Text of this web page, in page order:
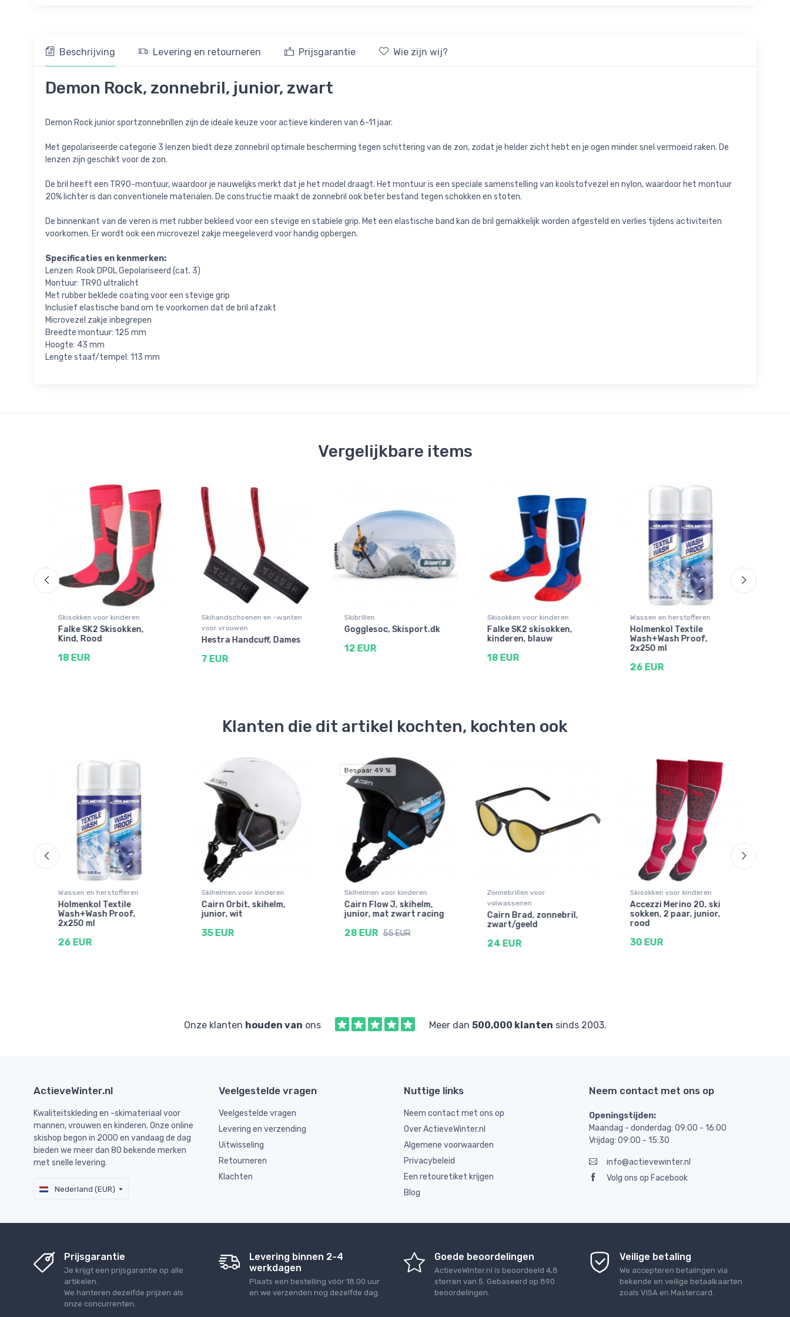
Beschrijving Levering en retourneren Prijsgarantie Wie zijn wij?
Demon Rock, zonnebril, junior, zwart
Demon Rock junior sportzonnebrillen zijn de ideale keuze voor actieve kinderen van 6-11 jaar.
Met gepolariseerde categorie 3 lenzen biedt deze zonnebril optimale bescherming tegen schittering van de zon, zodat je helder zicht hebt en je ogen minder snel vermoeid raken. De
lenzen zijn geschikt voor de zon.
De bril heeft een TR90-montuur, waardoor je nauwelijks merkt dat je het model draagt. Het montuur is een speciale samenstelling van koolstofvezel en nylon, waardoor het montuur
20% lichter is dan conventionele materialen. De constructie maakt de zonnebril ook beter bestand tegen schokken en stoten.
De binnenkant van de veren is met rubber bekleed voor een stevige en stabiele grip. Met een elastische band kan de bril gemakkelijk worden afgesteld en verlies tijdens activiteiten
voorkomen. Er wordt ook een microvezel zakje meegeleverd voor handig opbergen.
Specificaties en kenmerken:
Lenzen: Rook DPOL Gepolariseerd (cat. 3)
Montuur: TR90 ultralicht
Met rubber beklede coating voor een stevige grip
Inclusief elastische band om te voorkomen dat de bril afzakt
Microvezel zakje inbegrepen
Breedte montuur: 125 mm
Hoogte: 43 mm
Lengte staaf/tempel: 113 mm
Vergelijkbare items
Skisokken voor kinderen
Falke SK2 Skisokken,
Kind, Rood
18 EUR
Skihandschoenen en -wanten
voor vrouwen
Hestra Handcuff, Dames
7 EUR
Skibrillen
Gogglesoc, Skisport.dk
12 EUR
Skisokken voor kinderen
Falke SK2 skisokken,
kinderen, blauw
18 EUR
Wassen en herstofferen
Holmenkol Textile
Wash+Wash Proof,
2x250 ml
26 EUR
Klanten die dit artikel kochten, kochten ook
Wassen en herstofferen
Holmenkol Textile
Wash+Wash Proof,
2x250 ml
26 EUR
Skihelmen voor kinderen
Cairn Orbit, skihelm,
junior, wit
35 EUR
Bespaar 49 %
Skihelmen voor kinderen
Cairn Flow J, skihelm,
junior, mat zwart racing
28 EUR 55 EUR
Zonnebrillen voor
volwassenen
Cairn Brad, zonnebril,
zwart/geeld
24 EUR
Skisokken voor kinderen
Accezzi Merino 20, ski
sokken, 2 paar, junior,
rood
30 EUR
Onze klanten houden van ons Meer dan 500,000 klanten sinds 2003.
ActieveWinter.nl
Kwaliteitskleding en -skimateriaal voor
mannen, vrouwen en kinderen. Onze online
skishop begon in 2000 en vandaag de dag
bieden we meer dan 80 bekende merken
met snelle levering.
Nederland (EUR)
Veelgestelde vragen
Veelgestelde vragen
Levering en verzending
Uitwisseling
Retourneren
Klachten
Nuttige links
Neem contact met ons op
Over ActieveWinter.nl
Algemene voorwaarden
Privacybeleid
Een retouretiket krijgen
Blog
Neem contact met ons op
Openingstijden:
Maandag - donderdag: 09:00 - 16:00
Vrijdag: 09:00 - 15:30
info@actievewinter.nl
Volg ons op Facebook
Prijsgarantie
Je krijgt een prijsgarantie op alle
artikelen.
We hanteren dezelfde prijzen als
onze concurrenten.
Levering binnen 2-4
werkdagen
Plaats een bestelling vóór 18.00 uur
en we verzenden nog dezelfde dag.
Goede beoordelingen
ActieveWinter.nl is beoordeeld 4,8
sterren van 5. Gebaseerd op 890
beoordelingen.
Veilige betaling
We accepteren betalingen via
bekende en veilige betaalkaarten
zoals VISA en Mastercard.